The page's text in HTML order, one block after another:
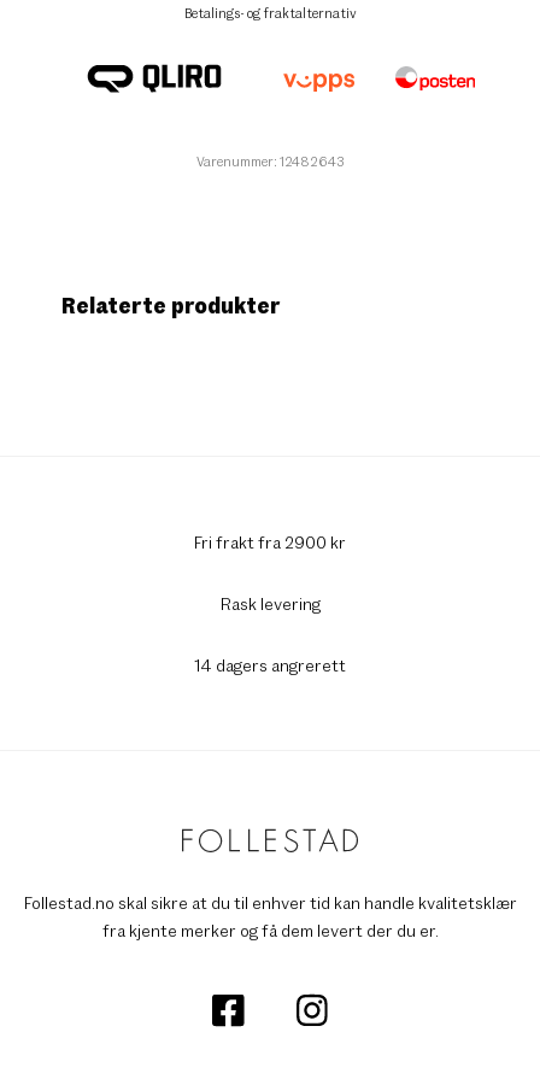
Betalings- og fraktalternativ
Varenummer: 12482643
Relaterte produkter
Fri frakt fra 2900 kr
Rask levering
14 dagers angrerett
Follestad.no skal sikre at du til enhver tid kan handle kvalitetsklær
fra kjente merker og få dem levert der du er.